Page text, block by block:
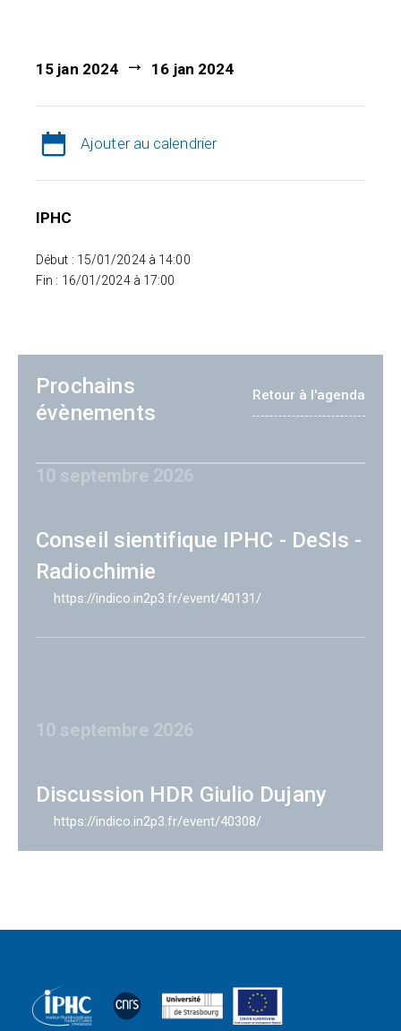
15 jan 2024 16 jan 2024
Ajouter au calendrier
IPHC
Début : 15/01/2024 à 14:00
Fin : 16/01/2024 à 17:00
Prochains
évènements
Retour à l'agenda
10 septembre 2026
Conseil sientifique IPHC - DeSIs -
Radiochimie
https://indico.in2p3.fr/event/40131/
10 septembre 2026
Discussion HDR Giulio Dujany
https://indico.in2p3.fr/event/40308/